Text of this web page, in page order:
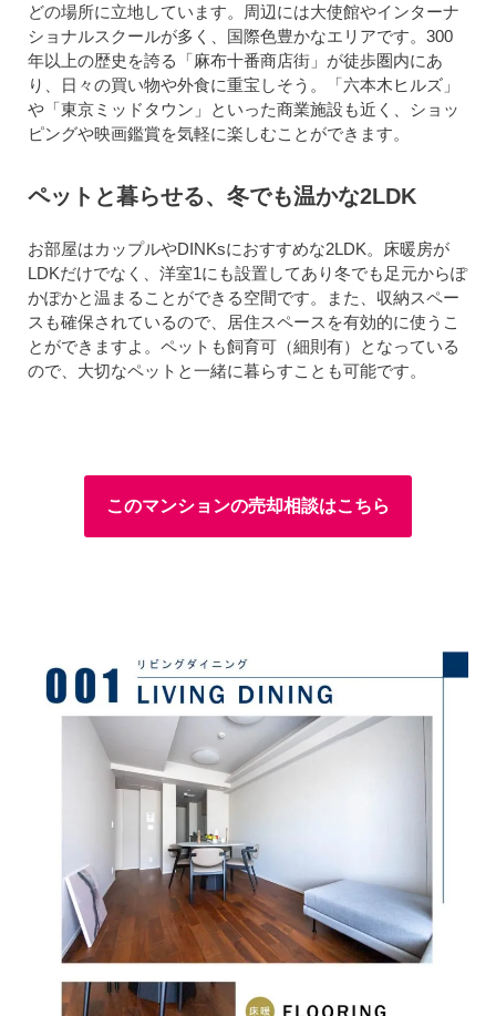
どの場所に立地しています。周辺には大使館やインターナ
ショナルスクールが多く、国際色豊かなエリアです。300
年以上の歴史を誇る「麻布十番商店街」が徒歩圏内にあ
り、日々の買い物や外食に重宝しそう。「六本木ヒルズ」
や「東京ミッドタウン」といった商業施設も近く、ショッ
ピングや映画鑑賞を気軽に楽しむことができます。
ペットと暮らせる、冬でも温かな2LDK
お部屋はカップルやDINKsにおすすめな2LDK。床暖房が
LDKだけでなく、洋室1にも設置してあり冬でも足元からぽ
かぽかと温まることができる空間です。また、収納スペー
スも確保されているので、居住スペースを有効的に使うこ
とができますよ。ペットも飼育可（細則有）となっている
ので、大切なペットと一緒に暮らすことも可能です。
このマンションの売却相談はこちら